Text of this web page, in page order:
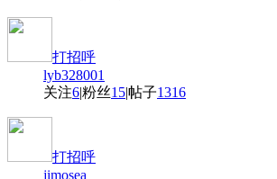
打招呼
lyb328001
关注6|粉丝15|帖子1316
打招呼
jimosea